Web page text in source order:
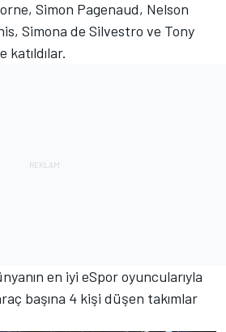
Simon Pagenaud, Nelson
Simona de Silvestro ve Tony
katıldılar.
en iyi eSpor oyuncularıyla
başına 4 kişi düşen takımlar